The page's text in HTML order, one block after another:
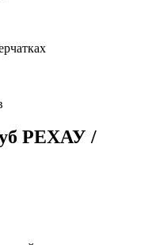
РЕХАУ /